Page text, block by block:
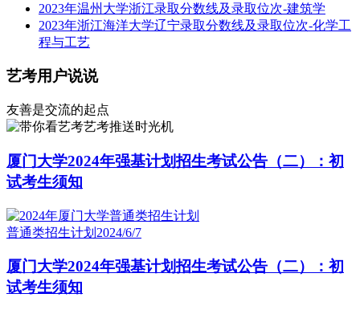
2023年温州大学浙江录取分数线及录取位次-建筑学
2023年浙江海洋大学辽宁录取分数线及录取位次-化学工
程与工艺
艺考用户说说
友善是交流的起点
艺考推送时光机
厦门大学2024年强基计划招生考试公告（二）：初
试考生须知
普通类招生计划 2024/6/7
厦门大学2024年强基计划招生考试公告（二）：初
试考生须知